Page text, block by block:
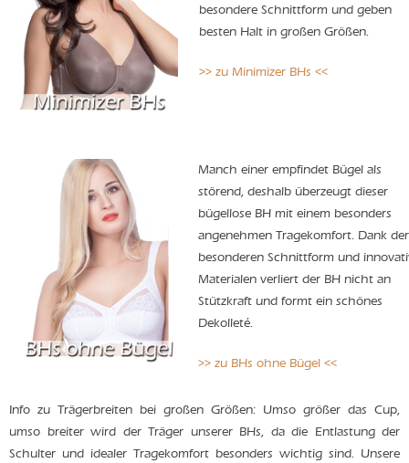
besondere Schnittform und geben
besten Halt in großen Größen.
>> zu Minimizer BHs <<
Manch einer empfindet Bügel als
störend, deshalb überzeugt dieser
bügellose BH mit einem besonders
angenehmen Tragekomfort. Dank der
besonderen Schnittform und
Materialen verliert der BH nicht an
Stützkraft und formt ein schönes
Dekolleté.
>> zu BHs ohne Bügel <<
Info zu Trägerbreiten bei großen Größen: Umso größer das Cup,
umso breiter wird der Träger unserer BHs, da die Entlastung der
Schulter und idealer Tragekomfort besonders wichtig sind. Unsere